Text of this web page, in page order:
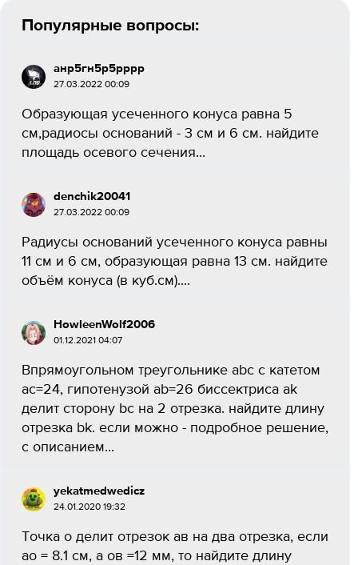
Популярные вопросы:
анр5гн5р5рррр
27.03.2022 00:09
Образующая усеченного конуса равна 5
см,радиосы оснований - 3 см и 6 см. найдите
площадь осевого сечения...
denchik20041
27.03.2022 00:09
Радиусы оснований усеченного конуса равны
11 см и 6 см, образующая равна 13 см. найдите
объём конуса (в куб.см)....
HowleenWolf2006
01.12.2021 04:07
Впрямоугольном треугольнике abc с катетом
ac=24, гипотенузой ab=26 биссектриса ak
делит сторону bc на 2 отрезка. найдите длину
отрезка bk. если можно - подробное решение,
с описанием...
yekatmedwedicz
24.01.2020 19:32
Точка о делит отрезок ав на два отрезка, если
ао = 8.1 см, а ов =12 мм, то найдите длину